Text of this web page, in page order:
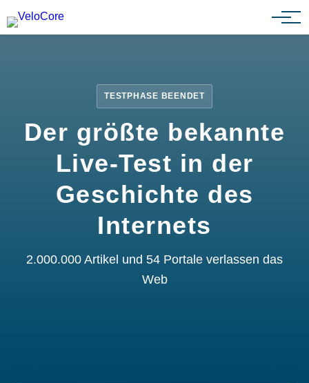
Partnerprogramm
TESTPHASE BEENDET
Der größte bekannte
Live-Test in der
Geschichte des
Internets
2.000.000 Artikel und 54 Portale verlassen das
Web